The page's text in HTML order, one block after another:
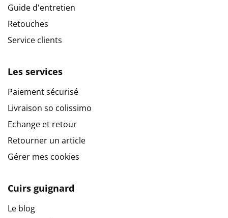
Guide d'entretien
Retouches
Service clients
Les services
Paiement sécurisé
Livraison so colissimo
Echange et retour
Retourner un article
Gérer mes cookies
Cuirs guignard
Le blog